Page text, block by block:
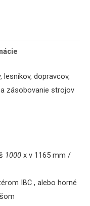
dopravcov,
zásobovanie strojov
1000x v 1165 mm /
IBC , alebo horné